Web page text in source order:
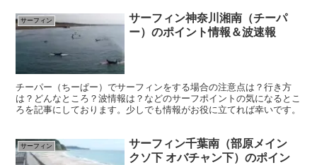
サーフィン
サーフィン神奈川湘南（チーパ
ー）のポイント情報＆波速報
チーパー（ちーぱー）でサーフィンをする場合の注意点は？行き方
は？どんなところ？波情報は？などのサーフポイントの気になるとこ
ろを記事にしております。少しでも情報がお役に立てれば幸いです。
サーフィン
サーフィン千葉南（部原メイン
クソ下 オバチャン下）のポイン